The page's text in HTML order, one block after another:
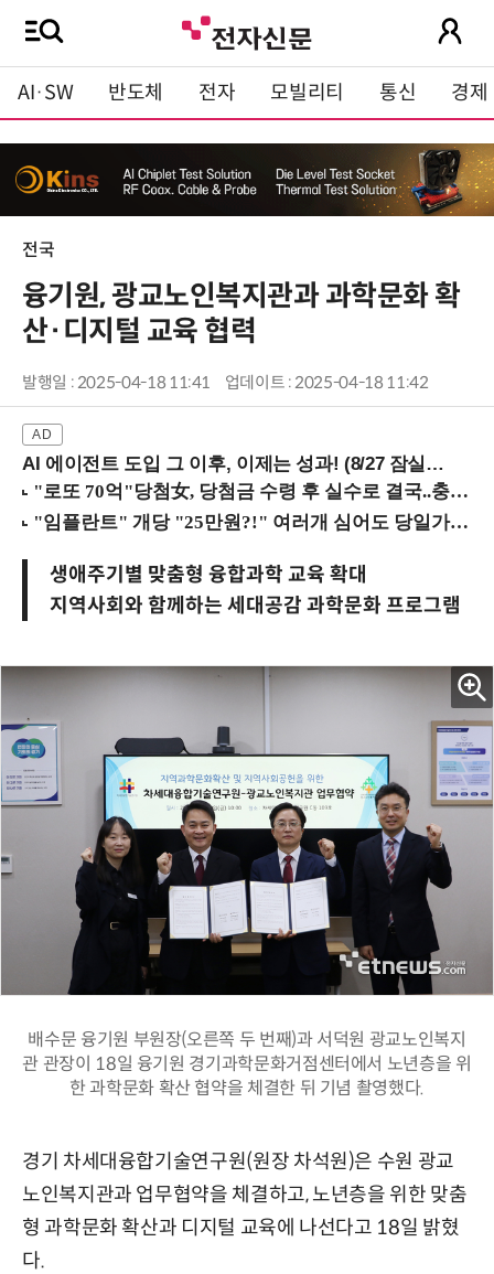
AI·SW 반도체 전자 모빌리티 통신 경제
전국
융기원, 광교노인복지관과 과학문화 확
산·디지털 교육 협력
발행일 : 2025-04-18 11:41 업데이트 : 2025-04-18 11:42
AI 에이전트 도입 그 이후, 이제는 성과! (8/27 잠실역)
생애주기별 맞춤형 융합과학 교육 확대
지역사회와 함께하는 세대공감 과학문화 프로그램
배수문 융기원 부원장(오른쪽 두 번째)과 서덕원 광교노인복지
관 관장이 18일 융기원 경기과학문화거점센터에서 노년층을 위
한 과학문화 확산 협약을 체결한 뒤 기념 촬영했다.
경기 차세대융합기술연구원(원장 차석원)은 수원 광교
노인복지관과 업무협약을 체결하고, 노년층을 위한 맞춤
형 과학문화 확산과 디지털 교육에 나선다고 18일 밝혔
다.